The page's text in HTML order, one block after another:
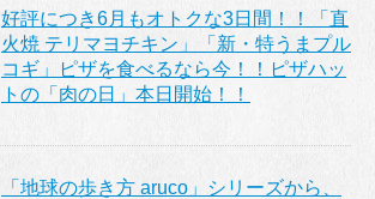
好評につき6月もオトクな3日間！！「直
火焼 テリマヨチキン」「新・特うまプル
コギ」ピザを食べるなら今！！ピザハッ
トの「肉の日」本日開始！！
「地球の歩き方 aruco」シリーズから、